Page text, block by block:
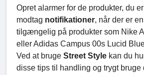
Opret alarmer for de produkter, du
modtag notifikationer, når der er
tilgængelig på produkter som Nike
eller Adidas Campus 00s Lucid
Ved at bruge Street Style kan du
disse tips til handling og trygt bruge